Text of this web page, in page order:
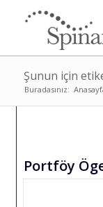
Şunun için
Buradasınız:
Portföy